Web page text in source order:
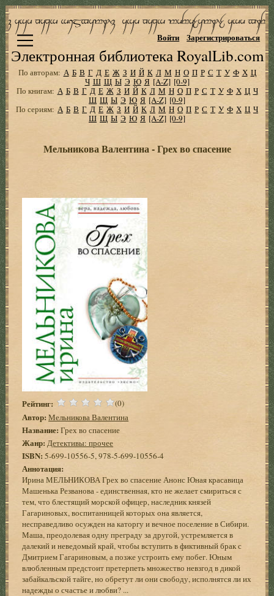
Электронная библиотека RoyalLib.com
Войти Зарегистрироваться
По авторам: А Б В Г Д Е Ж З И Й К Л М Н О П Р С Т У Ф Х Ц
Ч Ш Щ Ы Э Ю Я [A-Z] [0-9]
По книгам: А Б В Г Д Е Ж З И Й К Л М Н О П Р С Т У Ф Х Ц Ч
Ш Щ Ы Э Ю Я [A-Z] [0-9]
По сериям: А Б В Г Д Е Ж З И Й К Л М Н О П Р С Т У Ф Х Ц Ч
Ш Щ Ы Э Ю Я [A-Z] [0-9]
Мельникова Валентина - Грех во спасение
Рейтинг: (0)
Автор: Мельникова Валентина
Название: Грех во спасение
Жанр: Детективы: прочее
ISBN: 5-699-10556-5, 978-5-699-10556-4
Аннотация:
Ирина МЕЛЬНИКОВА Грех во спасение Анонс Юная красавица
Машенька Резванова - единственная, кто не желает смириться с
тем, что блестящий морской офицер, наследник князей
Гагариновых, воспитанницей которых она является,
несправедливо осужден на каторгу и вечное поселение в Сибири.
Маша, преодолевая одну преграду за другой, устремляется в
далекий и неведомый край, чтобы вступить в фиктивный брак с
Дмитрием Гагариновым, а позже устроить ему побег. Юным
влюбленным предстоит претерпеть множество невзгод в дикой
забайкальской тайге, но обретут ли они свободу, исполнятся ли их
надежды о счастье и любви? ...